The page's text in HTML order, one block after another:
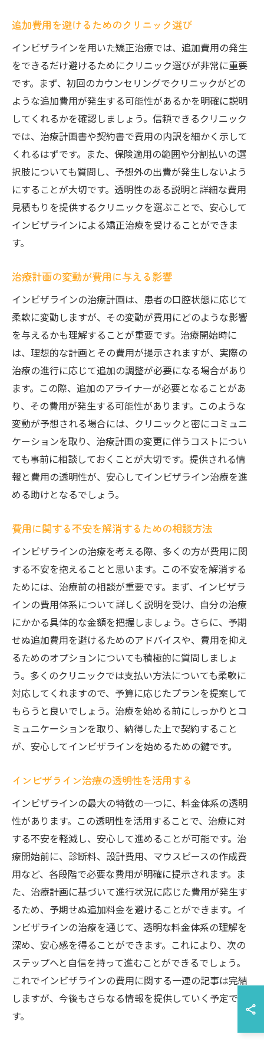
追加費用を避けるためのクリニック選び
インビザラインを用いた矯正治療では、追加費用の発生
をできるだけ避けるためにクリニック選びが非常に重要
です。まず、初回のカウンセリングでクリニックがどの
ような追加費用が発生する可能性があるかを明確に説明
してくれるかを確認しましょう。信頼できるクリニック
では、治療計画書や契約書で費用の内訳を細かく示して
くれるはずです。また、保険適用の範囲や分割払いの選
択肢についても質問し、予想外の出費が発生しないよう
にすることが大切です。透明性のある説明と詳細な費用
見積もりを提供するクリニックを選ぶことで、安心して
インビザラインによる矯正治療を受けることができま
す。
治療計画の変動が費用に与える影響
インビザラインの治療計画は、患者の口腔状態に応じて
柔軟に変動しますが、その変動が費用にどのような影響
を与えるかも理解することが重要です。治療開始時に
は、理想的な計画とその費用が提示されますが、実際の
治療の進行に応じて追加の調整が必要になる場合があり
ます。この際、追加のアライナーが必要となることがあ
り、その費用が発生する可能性があります。このような
変動が予想される場合には、クリニックと密にコミュニ
ケーションを取り、治療計画の変更に伴うコストについ
ても事前に相談しておくことが大切です。提供される情
報と費用の透明性が、安心してインビザライン治療を進
める助けとなるでしょう。
費用に関する不安を解消するための相談方法
インビザラインの治療を考える際、多くの方が費用に関
する不安を抱えることと思います。この不安を解消する
ためには、治療前の相談が重要です。まず、インビザラ
インの費用体系について詳しく説明を受け、自分の治療
にかかる具体的な金額を把握しましょう。さらに、予期
せぬ追加費用を避けるためのアドバイスや、費用を抑え
るためのオプションについても積極的に質問しましょ
う。多くのクリニックでは支払い方法についても柔軟に
対応してくれますので、予算に応じたプランを提案して
もらうと良いでしょう。治療を始める前にしっかりとコ
ミュニケーションを取り、納得した上で契約すること
が、安心してインビザラインを始めるための鍵です。
インビザライン治療の透明性を活用する
インビザラインの最大の特徴の一つに、料金体系の透明
性があります。この透明性を活用することで、治療に対
する不安を軽減し、安心して進めることが可能です。治
療開始前に、診断料、設計費用、マウスピースの作成費
用など、各段階で必要な費用が明確に提示されます。ま
た、治療計画に基づいて進行状況に応じた費用が発生す
るため、予期せぬ追加料金を避けることができます。イ
ンビザラインの治療を通じて、透明な料金体系の理解を
深め、安心感を得ることができます。これにより、次の
ステップへと自信を持って進むことができるでしょう。
これでインビザラインの費用に関する一連の記事は完結
しますが、今後もさらなる情報を提供していく予定で
す。